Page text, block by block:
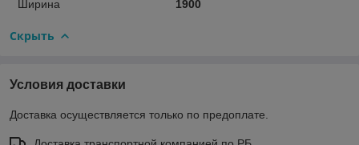
Ширина 1900
Скрыть
Условия доставки
Доставка осуществляется только по предоплате.